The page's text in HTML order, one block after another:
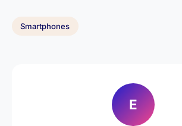
Smartphones
E